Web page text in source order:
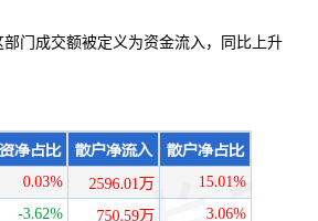
门成交额被定义为资金流入，同比上升